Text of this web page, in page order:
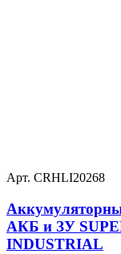
Арт. CRHLI20268
АКБ и ЗУ
INDUSTRIAL